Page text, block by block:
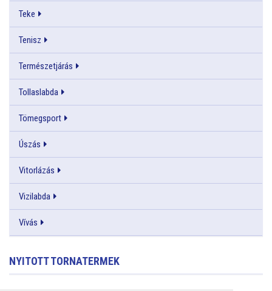
Teke
Tenisz
Természetjárás
Tollaslabda
Tömegsport
Úszás
Vitorlázás
Vizilabda
Vívás
NYITOTT TORNATERMEK